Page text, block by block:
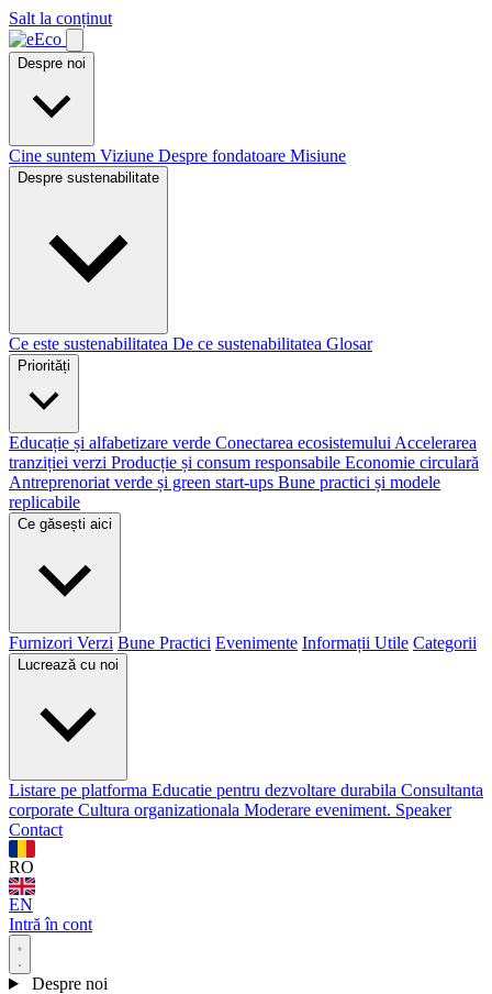
Salt la conținut
Despre noi
Cine suntem Viziune Despre fondatoare Misiune
Despre sustenabilitate
Ce este sustenabilitatea De ce sustenabilitatea Glosar
Priorități
Educație și alfabetizare verde Conectarea ecosistemului Accelerarea
tranziției verzi Producție și consum responsabile Economie circulară
Antreprenoriat verde și green start-ups Bune practici și modele
replicabile
Ce găsești aici
Furnizori Verzi Bune Practici Evenimente Informații Utile Categorii
Lucrează cu noi
Listare pe platforma Educatie pentru dezvoltare durabila Consultanta
corporate Cultura organizationala Moderare eveniment. Speaker
Contact
RO
EN
Intră în cont
Despre noi